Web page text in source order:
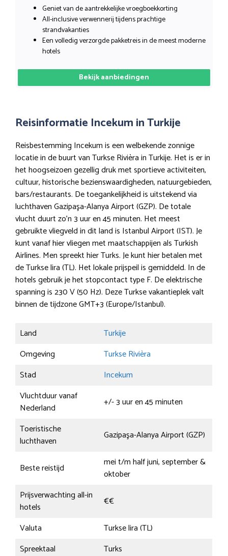
Geniet van de aantrekkelijke vroegboekkorting
All-inclusive verwennerij tijdens prachtige
strandvakanties
Een volledig verzorgde pakketreis in de meest moderne
hotels
Bekijk aanbiedingen
Reisinformatie Incekum in Turkije
Reisbestemming Incekum is een welbekende zonnige
locatie in de buurt van Turkse Rivièra in Turkije. Het is er in
het hoogseizoen gezellig druk met sportieve activiteiten,
cultuur, historische bezienswaardigheden, natuurgebieden,
bars/restaurants. De toegankelijkheid is uitstekend via
luchthaven Gazipaşa-Alanya Airport (GZP). De totale
vlucht duurt zo’n 3 uur en 45 minuten. Het meest
gebruikte vliegveld in dit land is Istanbul Airport (IST). Je
kunt vanaf hier vliegen met maatschappijen als Turkish
Airlines. Men spreekt hier Turks. Je kunt hier betalen met
de Turkse lira (TL). Het lokale prijspeil is gemiddeld. In de
hotels gebruik je het stopcontact type F. De elektrische
spanning is 230 V (50 Hz). Deze Turkse vakantieplek valt
binnen de tijdzone GMT+3 (Europe/Istanbul).
Land
Turkije
Omgeving
Turkse Rivièra
Stad
Incekum
Vluchtduur vanaf
Nederland
+/- 3 uur en 45 minuten
Toeristische
luchthaven
Gazipaşa-Alanya Airport (GZP)
Beste reistijd
mei t/m half juni, september &
oktober
Prijsverwachting all-in
hotels
€€
Valuta
Turkse lira (TL)
Spreektaal
Turks